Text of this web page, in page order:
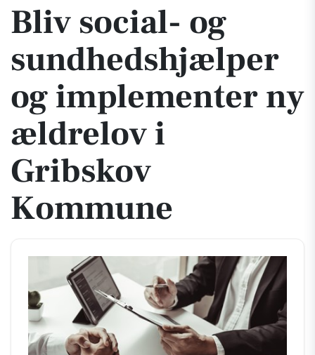
Bliv social- og
sundhedshjælper
og implementer ny
ældrelov i
Gribskov
Kommune